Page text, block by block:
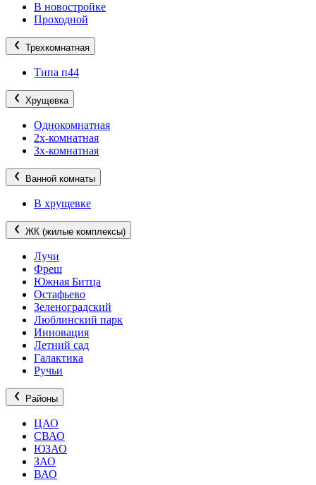
В новостройке
Проходной
Трехкомнатная
Типа п44
Хрущевка
Однокомнатная
2х-комнатная
3х-комнатная
Ванной комнаты
В хрущевке
ЖК (жилые комплексы)
Лучи
Фреш
Южная Битца
Остафьево
Зеленоградский
Люблинский парк
Инновация
Летний сад
Галактика
Ручьи
Районы
ЦАО
СВАО
ЮЗАО
ЗАО
ВАО